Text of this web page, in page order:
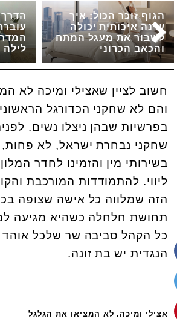
לילה
הגוף זוכר הכול: איך
שינה איכותית יכולה
לשבור את מעגל המתח
והכאב הכרוני
חשוב לציין שאצילי ומיכה לא
והם לא שחקני הכדורגל
בפרשיות שבהן ניצלו נשים.
שחקני נבחרת ישראל, לא
בשירותי מין והזמינו לחדר
ליווי. להתמודדות המורכבת
הזה שמלווה כל אישה שצופה
תחושת חלחלה כשהיא מגיעה
כל הקהל סביבה שר שלכל
הנגדית יש בת זונה.
אצילי ומיכה. לא המציאו את הגלגל